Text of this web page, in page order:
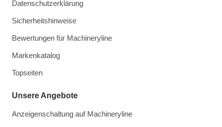
Datenschutzerklärung
Sicherheitshinweise
Bewertungen für Machineryline
Markenkatalog
Topseiten
Unsere Angebote
Anzeigenschaltung auf Machineryline